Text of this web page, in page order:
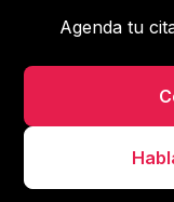
Agenda tu